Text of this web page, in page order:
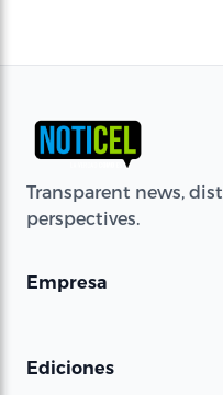
Transparent news,
perspectives.
Empresa
Ediciones